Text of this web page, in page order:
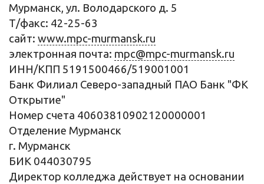
Мурманск, ул. Володарского д. 5
Т/факс: 42-25-63
сайт: www.mpc-murmansk.ru
электронная почта: mpc@mpc-murmansk.ru
ИНН/КПП 5191500466/519001001
Банк Филиал Северо-западный ПАО Банк "ФК
Открытие"
Номер счета 40603810902120000001
Отделение Мурманск
г. Мурманск
БИК 044030795
Директор колледжа действует на основании